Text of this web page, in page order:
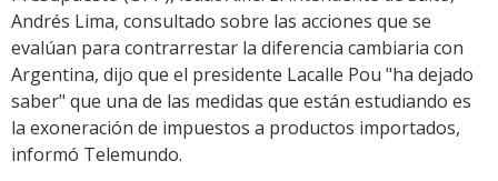
Andrés Lima, consultado sobre las acciones que se
evalúan para contrarrestar la diferencia cambiaria con
Argentina, dijo que el presidente Lacalle Pou "ha dejado
saber" que una de las medidas que están estudiando es
la exoneración de impuestos a productos importados,
informó Telemundo.